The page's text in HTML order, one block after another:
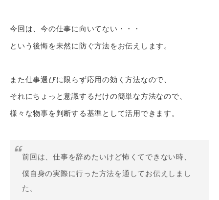
今回は、今の仕事に向いてない・・・
という後悔を未然に防ぐ方法をお伝えします。
また仕事選びに限らず応用の効く方法なので、
それにちょっと意識するだけの簡単な方法なので、
様々な物事を判断する基準として活用できます。
前回は、仕事を辞めたいけど怖くてできない時、
僕自身の実際に行った方法を通してお伝えしまし
た。